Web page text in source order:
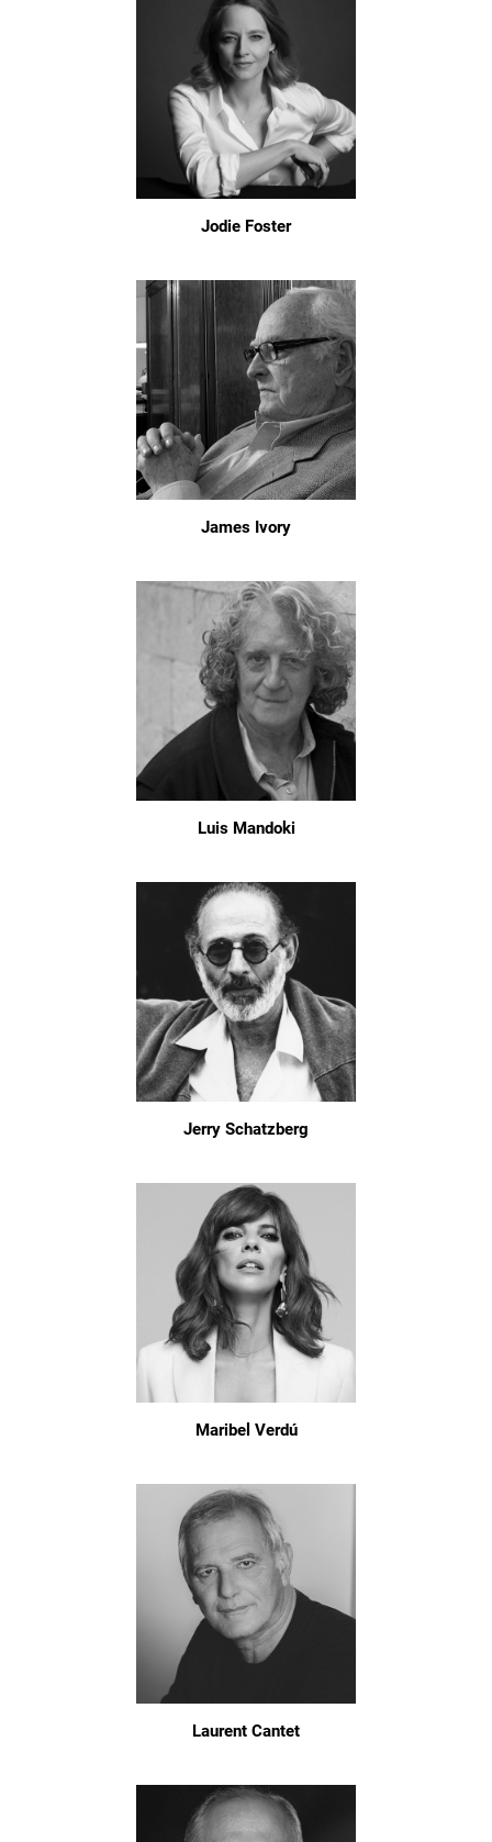
Jodie Foster
James Ivory
Luis Mandoki
Jerry Schatzberg
Maribel Verdú
Laurent Cantet